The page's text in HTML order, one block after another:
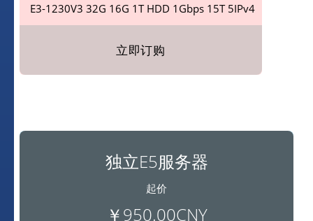
E3-1230V3 32G 16G 1T HDD 1Gbps 15T5IPv4
立即订购
独立E5服务器
起价
￥950.00CNY